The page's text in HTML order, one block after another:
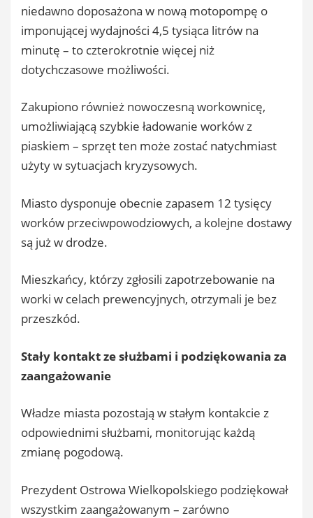
niedawno doposażona w nową motopompę o
imponującej wydajności 4,5 tysiąca litrów na
minutę – to czterokrotnie więcej niż
dotychczasowe możliwości.
Zakupiono również nowoczesną workownicę,
umożliwiającą szybkie ładowanie worków z
piaskiem – sprzęt ten może zostać natychmiast
użyty w sytuacjach kryzysowych.
Miasto dysponuje obecnie zapasem 12 tysięcy
worków przeciwpowodziowych, a kolejne dostawy
są już w drodze.
Mieszkańcy, którzy zgłosili zapotrzebowanie na
worki w celach prewencyjnych, otrzymali je bez
przeszkód.
Stały kontakt ze służbami i podziękowania za
zaangażowanie
Władze miasta pozostają w stałym kontakcie z
odpowiednimi służbami, monitorując każdą
zmianę pogodową.
Prezydent Ostrowa Wielkopolskiego podziękował
wszystkim zaangażowanym – zarówno